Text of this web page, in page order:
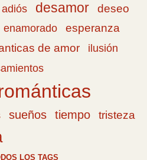
desamor deseo
enamorado esperanza
de amor
ilusión
sueños tiempo
tristeza
LOS TAGS